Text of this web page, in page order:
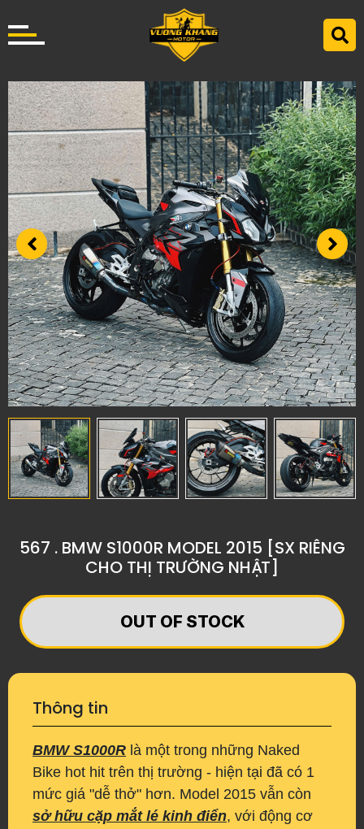
567 . BMW S1000R MODEL 2015 [SX RIÊNG
CHO THỊ TRƯỜNG NHẬT]
OUT OF STOCK
Thông tin
BMW S1000R là một trong những Naked
Bike hot hit trên thị trường - hiện tại đã có 1
mức giá "dễ thở" hơn. Model 2015 vẫn còn
sở hữu cặp mắt lé kinh điển, với động cơ